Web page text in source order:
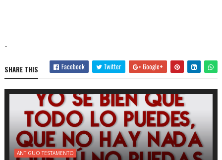
-
SHARE THIS Facebook Twitter Google+
ANTIGUO TESTAMENTO